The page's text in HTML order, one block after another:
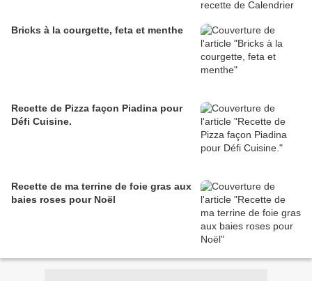
Bricks à la courgette, feta et menthe
Recette de Pizza façon Piadina pour
Défi Cuisine.
Recette de ma terrine de foie gras aux
baies roses pour Noël